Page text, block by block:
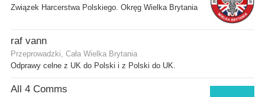
Związek Harcerstwa Polskiego. Okręg Wielka Brytania
raf vann
Przeprowadzki, Cała Wielka Brytania
Odprawy celne z UK do Polski i z Polski do UK.
All 4 Comms